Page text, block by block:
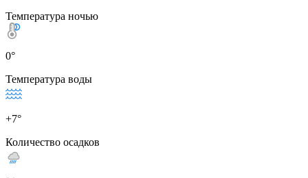
Температура ночью
0°
Температура воды
+7°
Количество осадков